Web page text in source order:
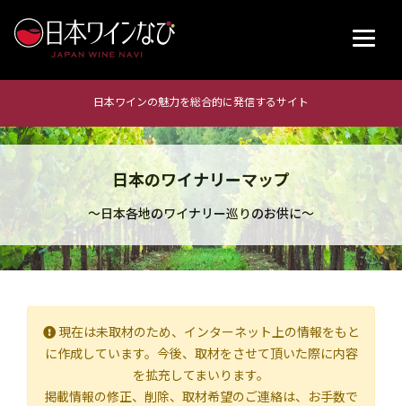
日本ワインの魅力を総合的に発信するサイト
日本のワイナリーマップ
～日本各地のワイナリー巡りのお供に～
現在は未取材のため、インターネット上の情報をもと
に作成しています。今後、取材をさせて頂いた際に内容
を拡充してまいります。
掲載情報の修正、削除、取材希望のご連絡は、お手数で